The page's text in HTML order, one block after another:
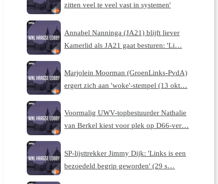
zitten veel te veel vast in systemen'
Annabel Nanninga (JA21) blijft liever
Kamerlid als JA21 gaat besturen: 'Li…
Marjolein Moorman (GroenLinks-PvdA)
ergert zich aan 'woke'-stempel (13 okt…
Voormalig UWV-topbestuurder Nathalie
van Berkel kiest voor plek op D66-ver…
SP-lijsttrekker Jimmy Dijk: 'Links is een
bezoedeld begrip geworden' (29 s…